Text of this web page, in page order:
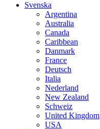
Svenska
Argentina
Australia
Canada
Caribbean
Danmark
France
Deutsch
Italia
Nederland
New Zealand
Schweiz
United Kingdom
USA